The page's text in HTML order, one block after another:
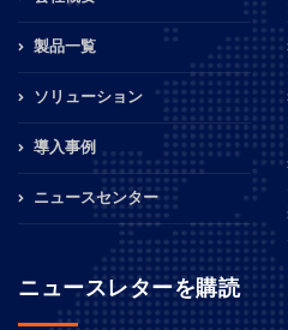
製品一覧
ソリューション
導入事例
ニュースセンター
ニュースレターを購読